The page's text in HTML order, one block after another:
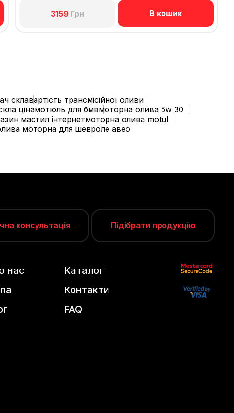
3159 Грн В кошик
склавартість трансмісійної оливи
цінамотюль для бмвмоторна олива 5w 30
мастил інтернетмоторна олива motul
моторна для шевроле авео
консультація Підібрати продукцію
нас
Каталог
Контакти
FAQ